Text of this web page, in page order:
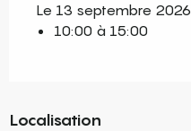
Le 13 septembre 2026
10:00 à 15:00
Localisation